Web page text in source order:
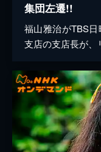
集団左遷!!
福山雅治がTBS
支店の支店長が、